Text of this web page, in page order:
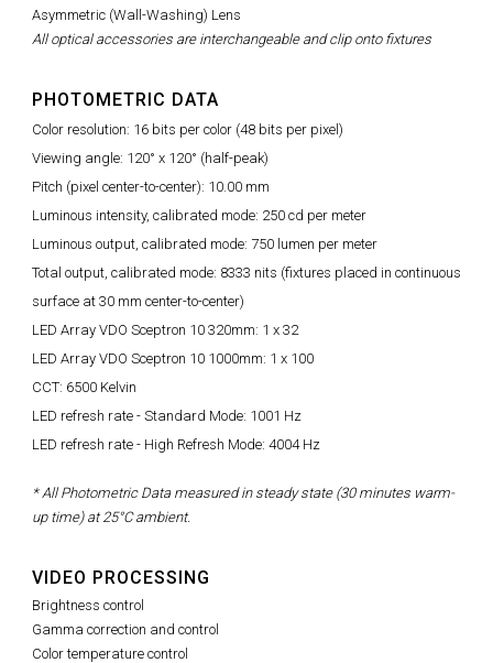
Asymmetric (Wall-Washing) Lens
All optical accessories are interchangeable and clip onto fixtures
PHOTOMETRIC DATA
Color resolution: 16 bits per color (48 bits per pixel)
Viewing angle: 120° x 120° (half-peak)
Pitch (pixel center-to-center): 10.00 mm
Luminous intensity, calibrated mode: 250 cd per meter
Luminous output, calibrated mode: 750 lumen per meter
Total output, calibrated mode: 8333 nits (fixtures placed in continuous
surface at 30 mm center-to-center)
LED Array VDO Sceptron 10 320mm: 1 x 32
LED Array VDO Sceptron 10 1000mm: 1 x 100
CCT: 6500 Kelvin
LED refresh rate - Standard Mode: 1001 Hz
LED refresh rate - High Refresh Mode: 4004 Hz
* All Photometric Data measured in steady state (30 minutes warm-
up time) at 25°C ambient.
VIDEO PROCESSING
Brightness control
Gamma correction and control
Color temperature control